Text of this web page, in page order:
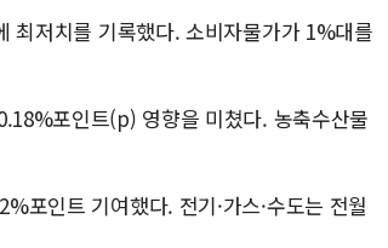
최저치를 기록했다. 소비자물가가 1%대를
포인트(p) 영향을 미쳤다. 농축수산물
포인트 기여했다. 전기·가스·수도는 전월